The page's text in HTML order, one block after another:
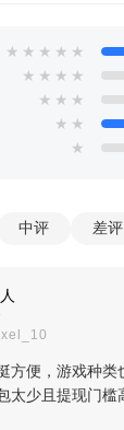
★ ★ ★ ★ ★
★ ★ ★ ★
★ ★ ★
★ ★
★
中评 差评
方便，游戏种
太少且提现门槛